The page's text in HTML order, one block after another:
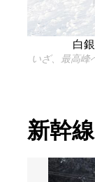
白
いざ、最高峰
新幹線